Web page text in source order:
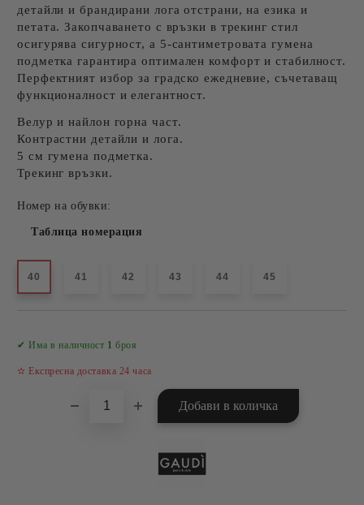
детайли и брандирани лога отстрани, на езика и
петата. Закопчаването с връзки в трекинг стил
осигурява сигурност, а 5-сантиметровата гумена
подметка гарантира оптимален комфорт и стабилност.
Перфектният избор за градско ежедневие, съчетаващ
функционалност и елегантност.
Велур и найлон горна част.
Контрастни детайли и лога.
5 см гумена подметка.
Трекинг връзки.
Номер на обувки:
Таблица номерация
40 41 42 43 44 45
✔ Има в наличност 1 броя
✫ Експресна доставка 24 часа